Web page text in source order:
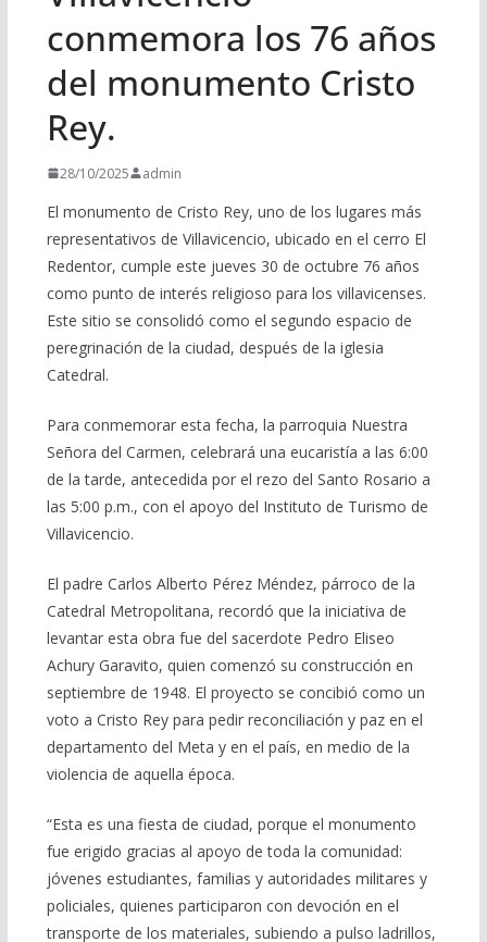
conmemora los 76 años
del monumento Cristo
Rey.
28/10/2025 admin
El monumento de Cristo Rey, uno de los lugares más
representativos de Villavicencio, ubicado en el cerro El
Redentor, cumple este jueves 30 de octubre 76 años
como punto de interés religioso para los villavicenses.
Este sitio se consolidó como el segundo espacio de
peregrinación de la ciudad, después de la iglesia
Catedral.
Para conmemorar esta fecha, la parroquia Nuestra
Señora del Carmen, celebrará una eucaristía a las 6:00
de la tarde, antecedida por el rezo del Santo Rosario a
las 5:00 p.m., con el apoyo del Instituto de Turismo de
Villavicencio.
El padre Carlos Alberto Pérez Méndez, párroco de la
Catedral Metropolitana, recordó que la iniciativa de
levantar esta obra fue del sacerdote Pedro Eliseo
Achury Garavito, quien comenzó su construcción en
septiembre de 1948. El proyecto se concibió como un
voto a Cristo Rey para pedir reconciliación y paz en el
departamento del Meta y en el país, en medio de la
violencia de aquella época.
“Esta es una fiesta de ciudad, porque el monumento
fue erigido gracias al apoyo de toda la comunidad:
jóvenes estudiantes, familias y autoridades militares y
policiales, quienes participaron con devoción en el
transporte de los materiales, subiendo a pulso ladrillos,